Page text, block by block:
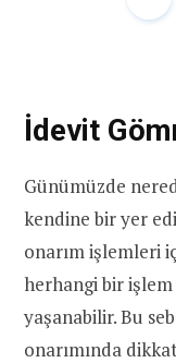
İdevit
Günümüzde
kendine bir yer
onarım işlemleri
herhangi bir
yaşanabilir. Bu
onarımında